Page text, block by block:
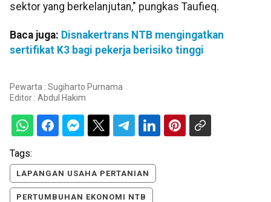
sektor yang berkelanjutan," pungkas Taufieq.
Baca juga: Disnakertrans NTB mengingatkan
sertifikat K3 bagi pekerja berisiko tinggi
Pewarta : Sugiharto Purnama
Editor : Abdul Hakim
Tags:
LAPANGAN USAHA PERTANIAN
PERTUMBUHAN EKONOMI NTB